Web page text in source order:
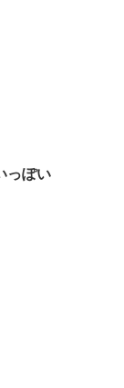
っぽい